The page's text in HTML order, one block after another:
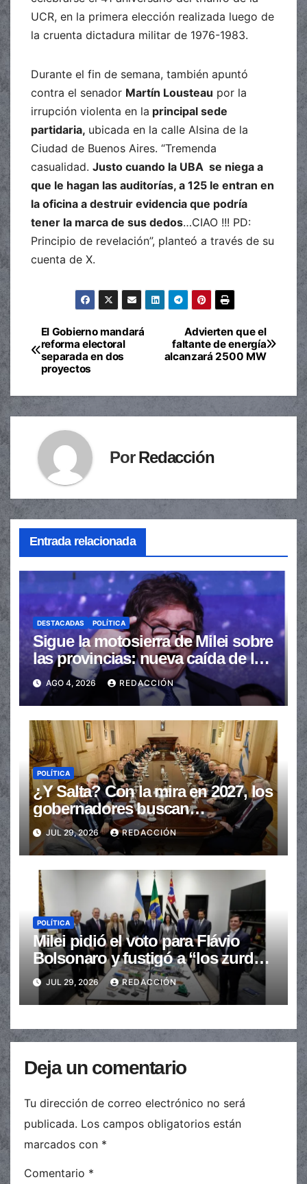
UCR, en la primera elección realizada luego de
la cruenta dictadura militar de 1976-1983.
Durante el fin de semana, también apuntó
contra el senador Martín Lousteau por la
irrupción violenta en la principal sede
partidaria, ubicada en la calle Alsina de la
Ciudad de Buenos Aires. “Tremenda
casualidad. Justo cuando la UBA se niega a
que le hagan las auditorías, a 125 le entran en
la oficina a destruir evidencia que podría
tener la marca de sus dedos…CIAO !!! PD:
Principio de revelación”, planteó a través de su
cuenta de X.
Navegación
de
entradas
Advierten que el
faltante de energía
alcanzará 2500 MW
El Gobierno mandará
reforma electoral
separada en dos
proyectos
PorRedacción
Entrada relacionada
DESTACADAS POLÍTICA
Sigue la motosierra de Milei sobre
las provincias: nueva caída de las
transferencias no automáticas
AGO 4, 2026 REDACCIÓN
POLÍTICA
¿Y Salta? Con la mira en 2027, los
gobernadores buscan
provincializar la elección
JUL 29, 2026 REDACCIÓN
POLÍTICA
Milei pidió el voto para Flávio
Bolsonaro y fustigó a “los zurdos
de mierda”
JUL 29, 2026 REDACCIÓN
Deja un comentario
Tu dirección de correo electrónico no será
publicada. Los campos obligatorios están
marcados con *
Comentario *